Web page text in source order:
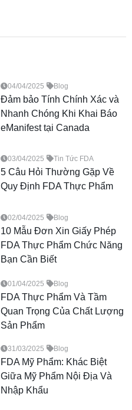
04/04/2025 Blog
Đảm bảo Tính Chính Xác và
Nhanh Chóng Khi Khai Báo
eManifest tại Canada
03/04/2025 Tin Tức FDA
5 Câu Hỏi Thường Gặp Về
Quy Định FDA Thực Phẩm
02/04/2025 Blog
10 Mẫu Đơn Xin Giấy Phép
FDA Thực Phẩm Chức Năng
Bạn Cần Biết
01/04/2025 Blog
FDA Thực Phẩm Và Tầm
Quan Trọng Của Chất Lượng
Sản Phẩm
31/03/2025 Blog
FDA Mỹ Phẩm: Khác Biệt
Giữa Mỹ Phẩm Nội Địa Và
Nhập Khẩu